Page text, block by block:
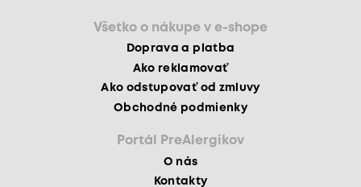
Všetko o nákupe v e-shope
Doprava a platba
Ako reklamovať
Ako odstupovať od zmluvy
Obchodné podmienky
Portál PreAlergikov
O nás
Kontakty